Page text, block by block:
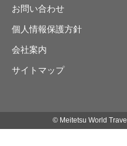
お問い合わせ
個人情報保護方針
会社案内
サイトマップ
© Meitetsu World